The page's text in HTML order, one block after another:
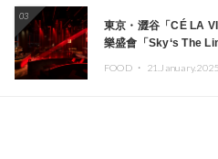
03
東京・澀谷「CÉ LA
樂盛會「Sky‘s The
本頂尖DJ及創作者齊聚
FOOD ・ 21.January.2025